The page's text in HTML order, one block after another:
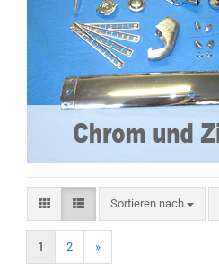
Sortieren nach
Sortieren nach
1 2 »